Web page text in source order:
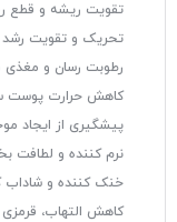
تقویت ریشه و قطع
تحریک و تقویت رشد
رطوبت رسان و مغذی
کاهش حرارت پوست
پیشگیری از ایجاد
نرم کننده و لطافت
خنک کننده و شاداب
کاهش التهاب،